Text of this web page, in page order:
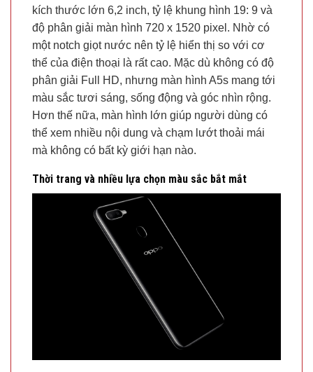
kích thước lớn 6,2 inch, tỷ lệ khung hình 19: 9 và
độ phân giải màn hình 720 x 1520 pixel. Nhờ có
một notch giọt nước nên tỷ lệ hiển thị so với cơ
thể của điện thoại là rất cao. Mặc dù không có độ
phân giải Full HD, nhưng màn hình A5s mang tới
màu sắc tươi sáng, sống động và góc nhìn rộng.
Hơn thế nữa, màn hình lớn giúp người dùng có
thể xem nhiều nội dung và chạm lướt thoải mái
mà không có bất kỳ giới hạn nào.
Thời trang và nhiều lựa chọn màu sắc bắt mắt